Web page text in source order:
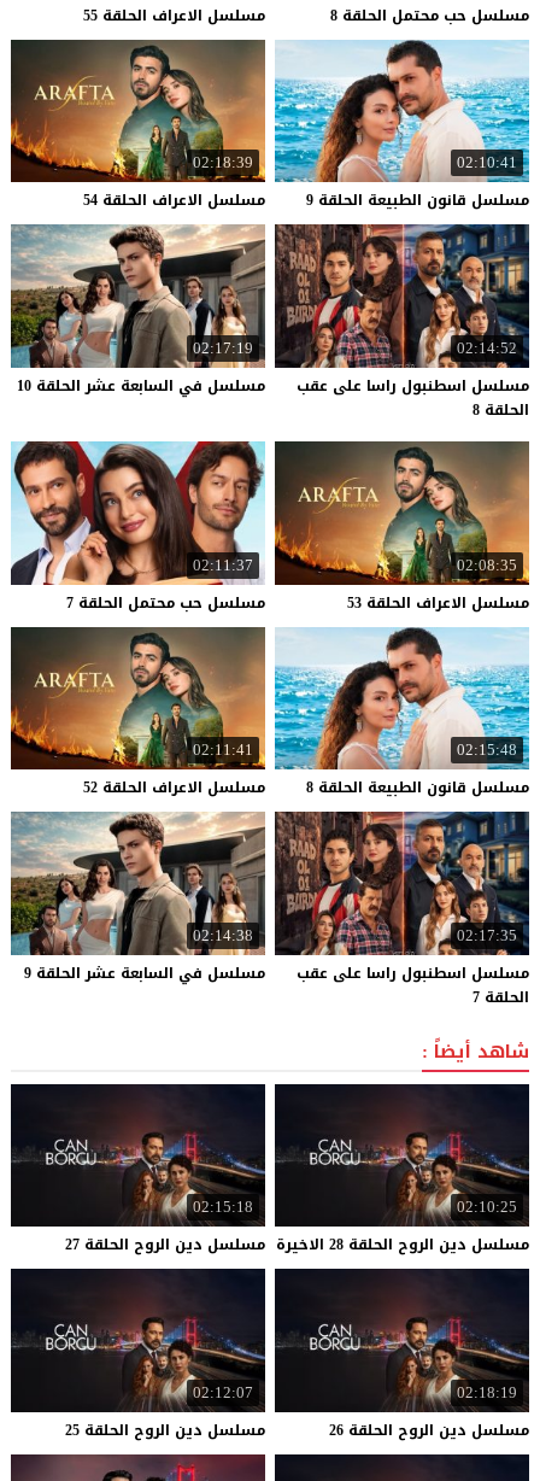
مسلسل حب محتمل الحلقة 8 مسلسل الاعراف الحلقة 55
02:10:41
مسلسل قانون الطبيعة الحلقة 9
02:18:39
مسلسل الاعراف الحلقة 54
02:14:52
مسلسل اسطنبول راسا على عقب
الحلقة 8
02:17:19
مسلسل في السابعة عشر الحلقة 10
02:08:35
مسلسل الاعراف الحلقة 53
02:11:37
مسلسل حب محتمل الحلقة 7
02:15:48
مسلسل قانون الطبيعة الحلقة 8
02:11:41
مسلسل الاعراف الحلقة 52
02:17:35
مسلسل اسطنبول راسا على عقب
الحلقة 7
02:14:38
مسلسل في السابعة عشر الحلقة 9
شاهد أيضاً :
02:10:25
مسلسل دين الروح الحلقة 28 الاخيرة
02:15:18
مسلسل دين الروح الحلقة 27
02:18:19
مسلسل دين الروح الحلقة 26
02:12:07
مسلسل دين الروح الحلقة 25